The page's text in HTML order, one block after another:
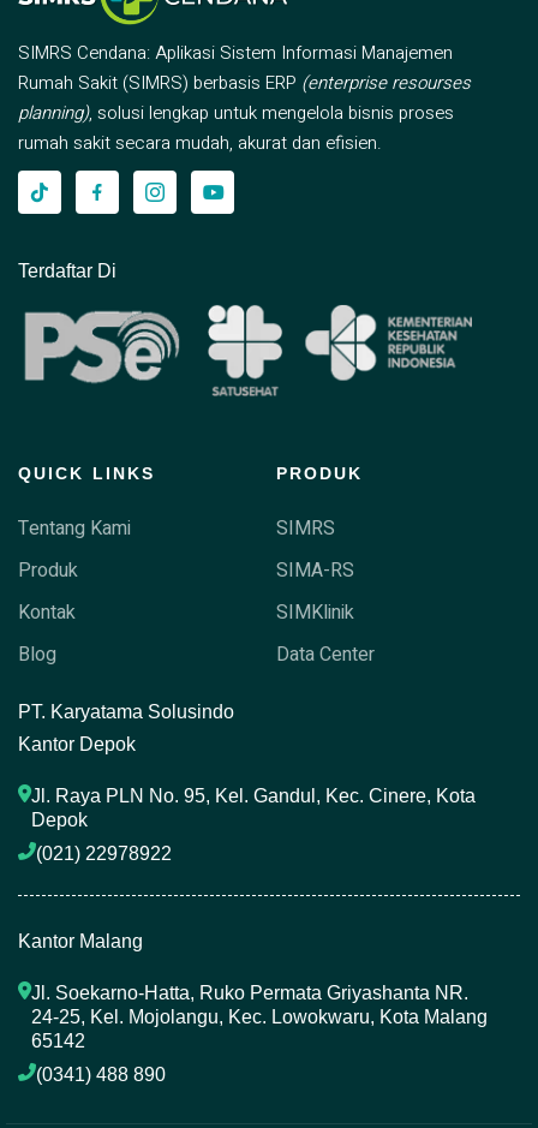
SIMRS Cendana: Aplikasi Sistem Informasi Manajemen
Rumah Sakit (SIMRS) berbasis ERP (enterprise resourses
planning), solusi lengkap untuk mengelola bisnis proses
rumah sakit secara mudah, akurat dan efisien.
Terdaftar Di
QUICK LINKS
Tentang Kami
Produk
Kontak
Blog
PRODUK
SIMRS
SIMA-RS
SIMKlinik
Data Center
PT. Karyatama Solusindo
Kantor Depok
Jl. Raya PLN No. 95, Kel. Gandul, Kec. Cinere, Kota
Depok
(021) 22978922
Kantor Malang
Jl. Soekarno-Hatta, Ruko Permata Griyashanta NR.
24-25, Kel. Mojolangu, Kec. Lowokwaru, Kota Malang
65142
(0341) 488 890